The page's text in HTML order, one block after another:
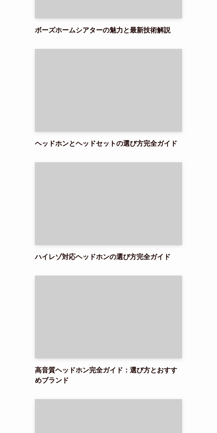
ボーズホームシアターの魅力と最新技術解説
ヘッドホンとヘッドセットの選び方完全ガイド
ハイレゾ対応ヘッドホンの選び方完全ガイド
高音質ヘッドホン完全ガイド：選び方とおすす
めブランド